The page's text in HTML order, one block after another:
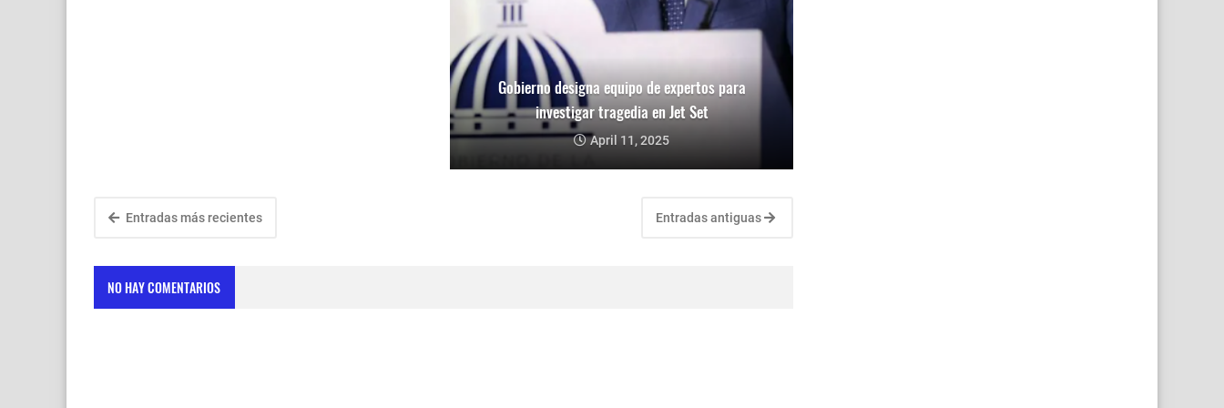
Gobierno designa equipo de expertos para
investigar tragedia en Jet Set
April 11, 2025
Entradas más recientes Entradas antiguas
NO HAY COMENTARIOS